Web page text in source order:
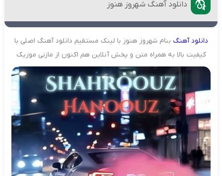
دانلود آهنگ شهروز هنوز
دانلودآهنگ بنام شهروز هنوز با لینک مستقیم دانلود آهنگ اصلی با
کیفیت بالا به همراه متن و پخش آنلاین هم اکنون از مازنی موزیک